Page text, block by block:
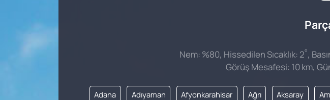
Nem: %80, Hissedilen Sıcaklık: 2°,
Görüş Mesafesi: 10 km,
Adana Adıyaman Afyonkarahisar Ağrı Aksaray